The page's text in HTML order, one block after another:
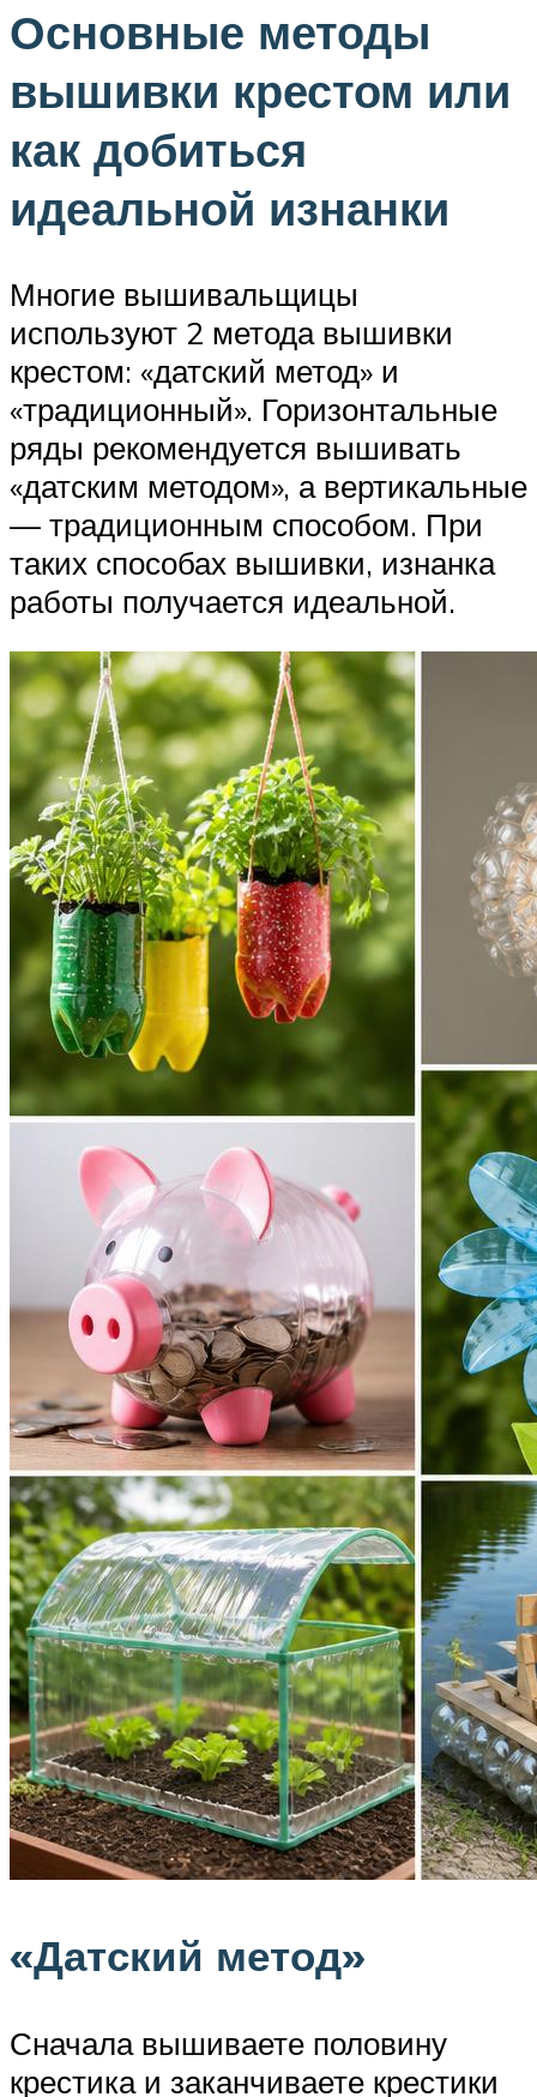
Основные методы
вышивки крестом или
как добиться
идеальной изнанки
Многие вышивальщицы
используют 2 метода вышивки
крестом: «датский метод» и
«традиционный». Горизонтальные
ряды рекомендуется вышивать
«датским методом», а вертикальные
— традиционным способом. При
таких способах вышивки, изнанка
работы получается идеальной.
«Датский метод»
Сначала вышиваете половину
крестика и заканчиваете крестики